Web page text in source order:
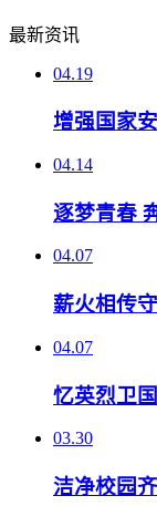
最新资讯
04.19
增强国家
04.14
逐梦青春
04.07
薪火相传
04.07
忆英烈卫
03.30
洁净校园